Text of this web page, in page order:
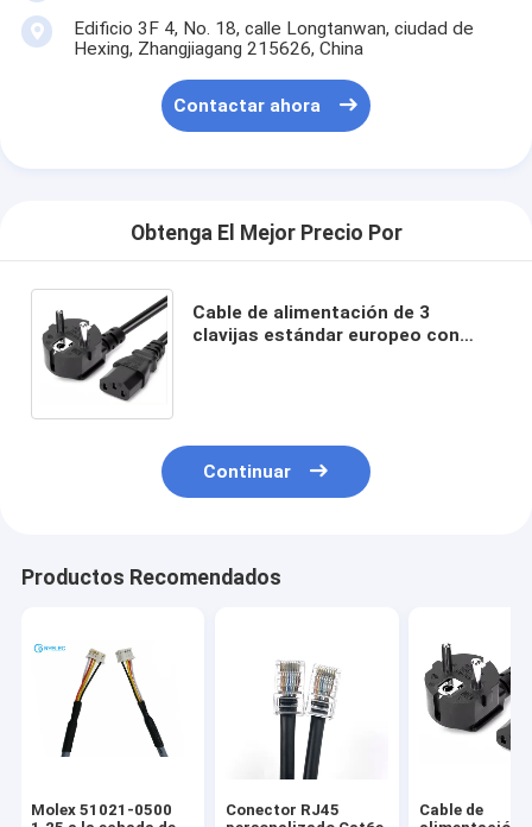
Edificio 3F 4, No. 18, calle Longtanwan, ciudad de
Hexing, Zhangjiagang 215626, China
Contactar ahora
Obtenga El Mejor Precio Por
Cable de alimentación de 3
clavijas estándar europeo con
Continuar
Productos Recomendados
Molex 51021-0500
Conector RJ45
Cable de